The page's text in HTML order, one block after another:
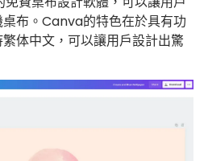
布。Canva的特色在於具有功
体中文，可以讓用戶設計出驚